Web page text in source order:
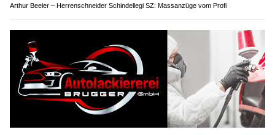
Arthur Beeler – Herrenschneider Schindellegi SZ: Massanzüge vom Profi